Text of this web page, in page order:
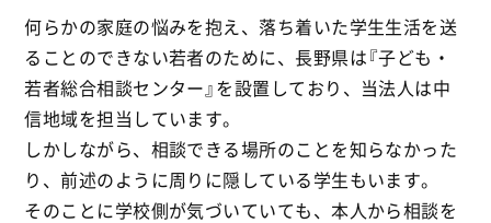
何らかの家庭の悩みを抱え、落ち着いた学生生活を送
ることのできない若者のために、長野県は『子ども・
若者総合相談センター』を設置しており、当法人は中
信地域を担当しています。
しかしながら、相談できる場所のことを知らなかった
り、前述のように周りに隠している学生もいます。
そのことに学校側が気づいていても、本人から相談を